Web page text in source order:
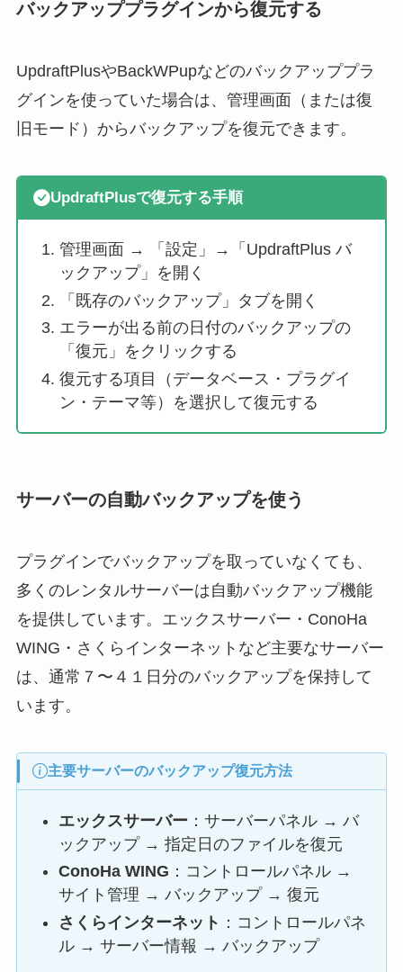
バックアッププラグインから復元する
UpdraftPlusやBackWPupなどのバックアッププラ
グインを使っていた場合は、管理画面（または復
旧モード）からバックアップを復元できます。
UpdraftPlusで復元する手順
管理画面 → 「設定」→「UpdraftPlus バ
ックアップ」を開く
「既存のバックアップ」タブを開く
エラーが出る前の日付のバックアップの
「復元」をクリックする
復元する項目（データベース・プラグイ
ン・テーマ等）を選択して復元する
サーバーの自動バックアップを使う
プラグインでバックアップを取っていなくても、
多くのレンタルサーバーは自動バックアップ機能
を提供しています。エックスサーバー・ConoHa
WING・さくらインターネットなど主要なサーバー
は、通常７〜４１日分のバックアップを保持して
います。
主要サーバーのバックアップ復元方法
エックスサーバー ：サーバーパネル → バ
ックアップ → 指定日のファイルを復元
ConoHa WING ：コントロールパネル →
サイト管理 → バックアップ → 復元
さくらインターネット ：コントロールパネ
ル → サーバー情報 → バックアップ